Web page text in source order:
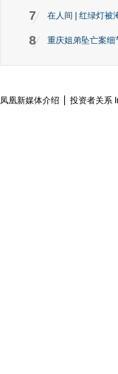
7 在人间 | 红绿灯被
8 重庆姐弟坠亡案细
凤凰新媒体介绍 投资者关系